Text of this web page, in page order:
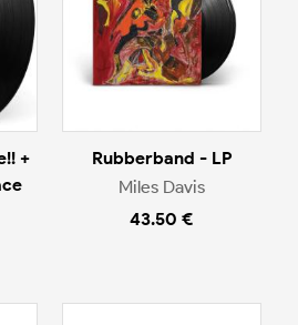
+
Rubberband - LP
Miles Davis
43.50 €